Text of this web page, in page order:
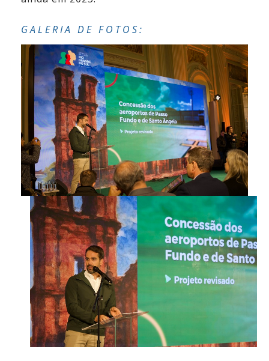
GALERIA DE FOTOS: